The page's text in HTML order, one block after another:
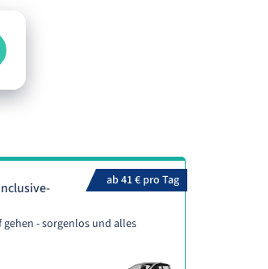
ab 41 € pro Tag
gehen - sorgenlos und alles